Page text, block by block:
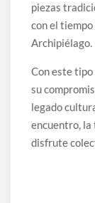
piezas
con el
Archipiélago.
Con este
su
legado
encuentro, la
disfrute